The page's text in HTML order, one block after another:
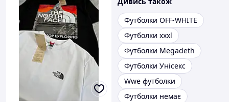
Футболки OFF-WHITE
Футболки xxxl
Футболки Megadeth
Футболки Унісекс
Wwe футболки
Футболки немає